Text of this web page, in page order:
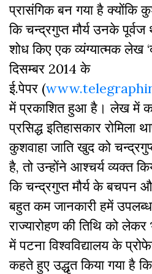
प्रासंगिक बन गया है क्योंकि
कि चन्द्रगुप्त मौर्य उनके
शोध किए एक व्यंग्यात्मक लेख
दिसम्बर 2014 के
ई.पेपर (
में प्रकाशित हुआ है। लेख में
प्रसिद्ध इतिहासकार रोमिला
कुशवाहा जाति खुद को
है, तो उन्होंने आश्चर्य व्यक्त
कि चन्द्रगुप्त मौर्य के बचपन
बहुत कम जानकारी हमें
राज्यारोहण की तिथि को
में पटना विश्वविद्यालय के
कहते हुए उद्धृत किया गया है